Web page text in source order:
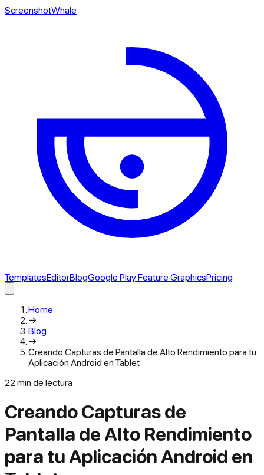
ScreenshotWhale
TemplatesEditorBlogGoogle Play Feature GraphicsPricing
Home
→
Blog
→
Creando Capturas de Pantalla de Alto Rendimiento para tu
Aplicación Android en Tablet
22 min de lectura
Creando Capturas de
Pantalla de Alto Rendimiento
para tu Aplicación Android en